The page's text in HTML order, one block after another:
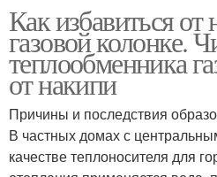
Как избавиться от
газовой колонке.
теплообменника
от накипи
Причины и последствия
В частных домах с
качестве теплоносителя для